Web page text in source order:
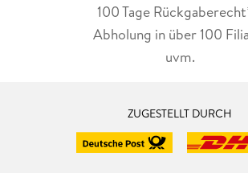
100 Tage
Abholung in über 100
uvm.
ZUGESTELLT DURCH